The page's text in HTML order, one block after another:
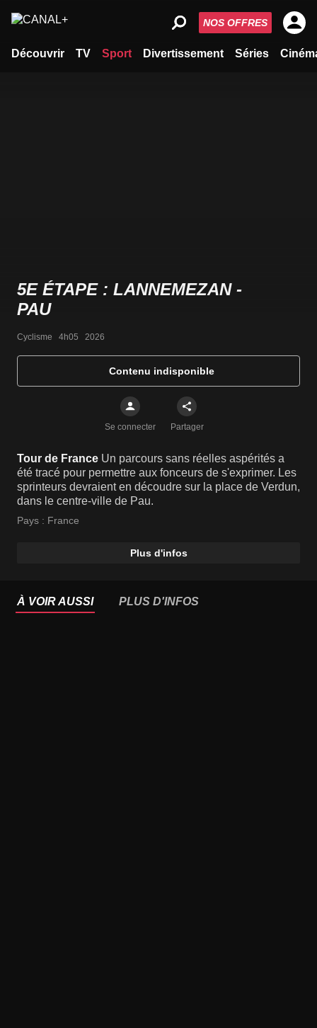
Découvrir TV Sport Divertissement Séries
NOS OFFRES
5E ÉTAPE : LANNEMEZAN -
PAU
Cyclisme   4h05   2026
Contenu indisponible
Se connecter Partager
Tour de France Un parcours sans réelles aspérités a
été tracé pour permettre aux fonceurs de s'exprimer. Les
sprinteurs devraient en découdre sur la place de Verdun,
dans le centre-ville de Pau.
Pays : France
Plus d'infos
À VOIR AUSSI PLUS D'INFOS